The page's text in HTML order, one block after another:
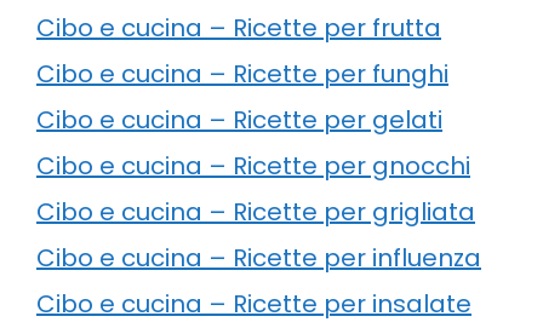
Cibo e cucina – Ricette per frutta
Cibo e cucina – Ricette per funghi
Cibo e cucina – Ricette per gelati
Cibo e cucina – Ricette per gnocchi
Cibo e cucina – Ricette per grigliata
Cibo e cucina – Ricette per influenza
Cibo e cucina – Ricette per insalate